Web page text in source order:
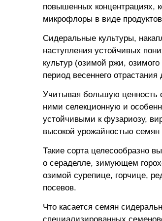
повышенных концентрациях,
микрофлоры в виде
Сидеральные культуры,
наступления устойчивых
культур (озимой ржи,
период весеннего
Учитывая большую ценность
ними селекционную и
устойчивыми к фузариозу,
высокой урожайностью
Такие сорта целесообразно
о сераделле, зимующем
озимой сурепице, горчице,
посевов.
Что касается семян